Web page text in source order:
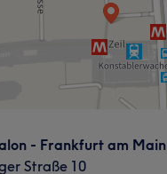
- Frankfurt am Main
Straße 10